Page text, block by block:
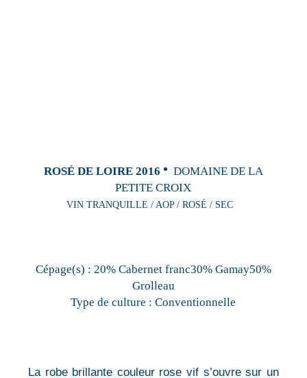
ROSÉ DE LOIRE 2016
DOMAINE DE LA
PETITE CROIX
VIN TRANQUILLE / AOP / ROSÉ / SEC
Cépage(s) : 20% Cabernet franc30% Gamay50%
Grolleau
Type de culture : Conventionnelle
La robe brillante couleur rose vif s’ouvre sur un